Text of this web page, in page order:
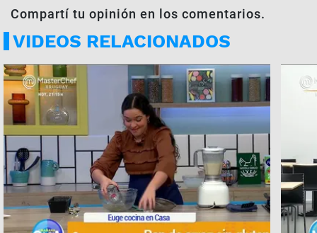
Compartí tu opinión en los comentarios.
VIDEOS RELACIONADOS